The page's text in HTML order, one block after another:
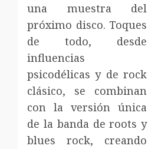
una muestra del
próximo disco. Toques
de todo, desde
influencias
psicodélicas y de rock
clásico, se combinan
con la versión única
de la banda de roots y
blues rock, creando